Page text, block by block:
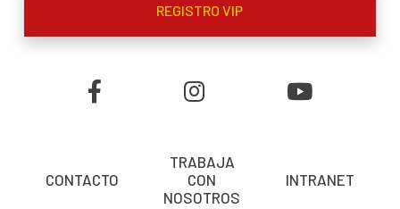
REGISTRO VIP
CONTACTO
TRABAJA
CON
NOSOTROS
INTRANET